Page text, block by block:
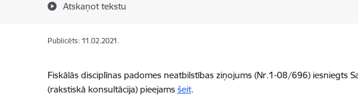
Atskaņot tekstu
Publicēts: 11.02.2021.
Fiskālās disciplīnas padomes neatbilstības ziņojums (Nr.1-08/696) iesniegts
(rakstiskā konsultācija) pieejams šeit.